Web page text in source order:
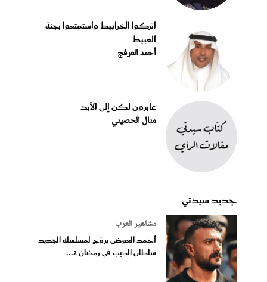
اتركوا الخرابيط واستمتعوا بجنة
العبيط
أحمد العرفج
عابرون لكن إلى الأبد
منال الحصيني
جديد سيدتي
مشاهير العرب
أحمد العوضى يروّج لمسلسله الجديد
سلطان الديب في رمضان 2...